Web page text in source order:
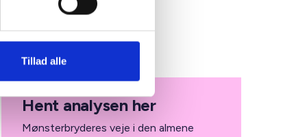
Tillad alle
Hent analysen her
Mønsterbryderes veje i den almene